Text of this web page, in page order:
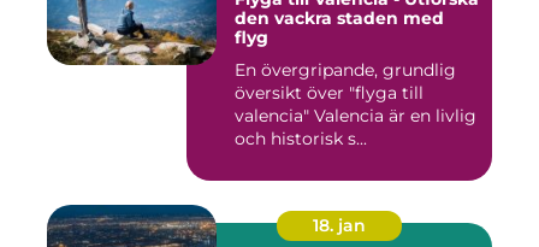
den vackra staden med
flyg
En övergripande, grundlig
översikt över "flyga till
valencia" Valencia är en livlig
och historisk s...
18. jan